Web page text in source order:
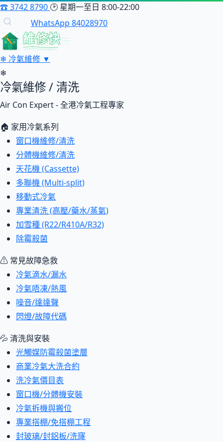
☎3742 8790 🕑 星期一至日 8:00-22:00
WhatsApp 84028970
維修快
❄ 冷氣維修 ▼
❄
冷氣維修 / 清洗
Air Con Expert - 全港冷氣工程專家
🏠 家用冷氣系列
窗口機維修/清洗
分體機維修/清洗
天花機 (Cassette)
多聯機 (Multi-split)
移動式冷氣
專業清洗 (高壓/藥水/蒸氣)
加雪種 (R22/R410A/R32)
除霉殺菌
⚠ 常見故障急救
冷氣滴水/漏水
冷氣唔凍/熱風
噪音/達達聲
閃燈/故障代碼
💦 清洗與安裝
光觸媒防霉殺菌塗層
商業冷氣大洗合約
洗冷氣價目表
窗口機/分體機安裝
冷氣拆機與搬位
專業搭棚/免搭棚工程
封玻璃/封鋁板/洗窿